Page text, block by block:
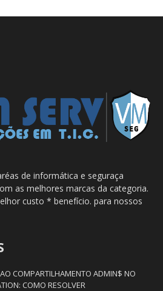
de informática e seguraça
as melhores marcas da categoria.
custo * benefício. para nossos
COMPARTILHAMENTO ADMIN$ NO
COMO RESOLVER